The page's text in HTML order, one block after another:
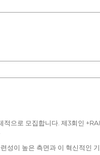
으로 모집합니다. 제3회인
이 높은 측면과 이 혁신적인